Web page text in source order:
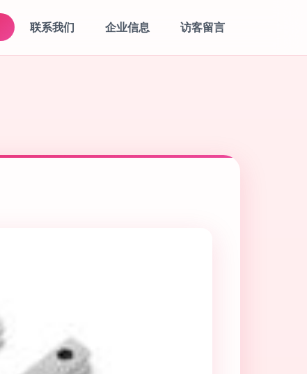
联系我们 企业信息 访客留言